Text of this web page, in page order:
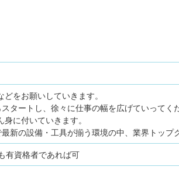
をお願いしていきます。
タートし、徐々に仕事の幅を広げていってく
に付いていきます。
新の設備・工具が揃う環境の中、業界トッ
有資格者であれば可